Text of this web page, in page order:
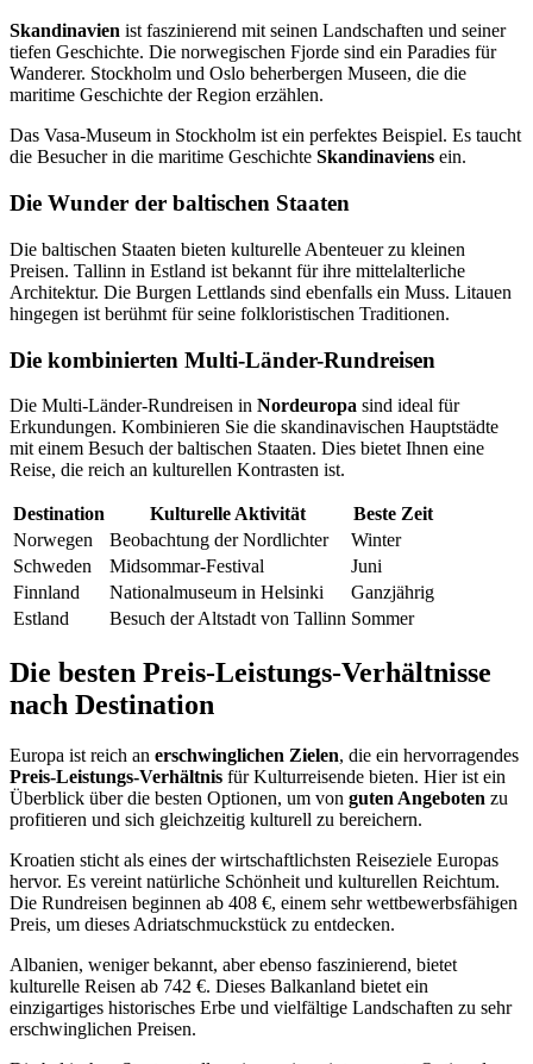
Skandinavien ist faszinierend mit seinen Landschaften und seiner
tiefen Geschichte. Die norwegischen Fjorde sind ein Paradies für
Wanderer. Stockholm und Oslo beherbergen Museen, die die
maritime Geschichte der Region erzählen.
Das Vasa-Museum in Stockholm ist ein perfektes Beispiel. Es taucht
die Besucher in die maritime Geschichte Skandinaviens ein.
Die Wunder der baltischen Staaten
Die baltischen Staaten bieten kulturelle Abenteuer zu kleinen
Preisen. Tallinn in Estland ist bekannt für ihre mittelalterliche
Architektur. Die Burgen Lettlands sind ebenfalls ein Muss. Litauen
hingegen ist berühmt für seine folkloristischen Traditionen.
Die kombinierten Multi-Länder-Rundreisen
Die Multi-Länder-Rundreisen in Nordeuropa sind ideal für
Erkundungen. Kombinieren Sie die skandinavischen Hauptstädte
mit einem Besuch der baltischen Staaten. Dies bietet Ihnen eine
Reise, die reich an kulturellen Kontrasten ist.
Destination Kulturelle Aktivität
Beste Zeit
Norwegen
Beobachtung der Nordlichter
Winter
Schweden
Midsommar-Festival
Juni
Finnland
Nationalmuseum in Helsinki
Ganzjährig
Estland
Besuch der Altstadt von Tallinn Sommer
Die besten Preis-Leistungs-Verhältnisse
nach Destination
Europa ist reich an erschwinglichen Zielen, die ein hervorragendes
Preis-Leistungs-Verhältnis für Kulturreisende bieten. Hier ist ein
Überblick über die besten Optionen, um von guten Angeboten zu
profitieren und sich gleichzeitig kulturell zu bereichern.
Kroatien sticht als eines der wirtschaftlichsten Reiseziele Europas
hervor. Es vereint natürliche Schönheit und kulturellen Reichtum.
Die Rundreisen beginnen ab 408 €, einem sehr wettbewerbsfähigen
Preis, um dieses Adriatschmuckstück zu entdecken.
Albanien, weniger bekannt, aber ebenso faszinierend, bietet
kulturelle Reisen ab 742 €. Dieses Balkanland bietet ein
einzigartiges historisches Erbe und vielfältige Landschaften zu sehr
erschwinglichen Preisen.